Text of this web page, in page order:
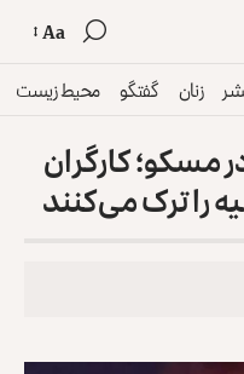
Aa
زنان گفتگو محیط زیست
کارگران
را ترک می‌کنند